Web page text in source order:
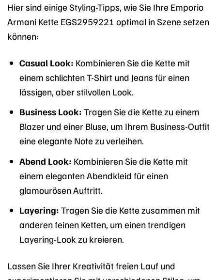
Hier sind einige Styling-Tipps, wie Sie Ihre Emporio
Armani Kette EGS2959221 optimal in Szene setzen
können:
Casual Look: Kombinieren Sie die Kette mit
einem schlichten T-Shirt und Jeans für einen
lässigen, aber stilvollen Look.
Business Look: Tragen Sie die Kette zu einem
Blazer und einer Bluse, um Ihrem Business-Outfit
eine elegante Note zu verleihen.
Abend Look: Kombinieren Sie die Kette mit
einem eleganten Abendkleid für einen
glamourösen Auftritt.
Layering: Tragen Sie die Kette zusammen mit
anderen feinen Ketten, um einen trendigen
Layering-Look zu kreieren.
Lassen Sie Ihrer Kreativität freien Lauf und